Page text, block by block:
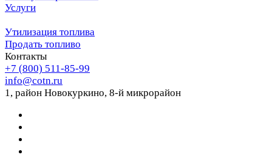
Услуги
Утилизация топлива
Продать топливо
Контакты
+7 (800) 511-85-99
info@cotn.ru
1, район Новокуркино, 8-й микрорайон